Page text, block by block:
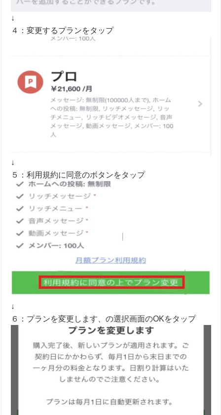
↓
４：変更するプランをタップ
↓
５：利用規約に同意のボタンをタップ
↓
６：プランを変更します、の選択画面のOKをタップ